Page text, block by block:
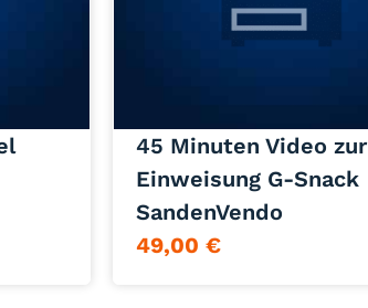
45 Minuten Video zur
Einweisung G-Snack
SandenVendo
49,00 €